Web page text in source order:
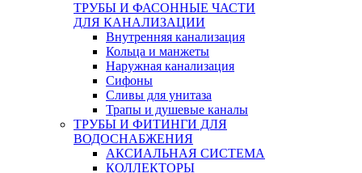
ТРУБЫ И ФАСОННЫЕ ЧАСТИ
ДЛЯ КАНАЛИЗАЦИИ
Внутренняя канализация
Кольца и манжеты
Наружная канализация
Сифоны
Сливы для унитаза
Трапы и душевые каналы
ТРУБЫ И ФИТИНГИ ДЛЯ
ВОДОСНАБЖЕНИЯ
АКСИАЛЬНАЯ СИСТЕМА
КОЛЛЕКТОРЫ